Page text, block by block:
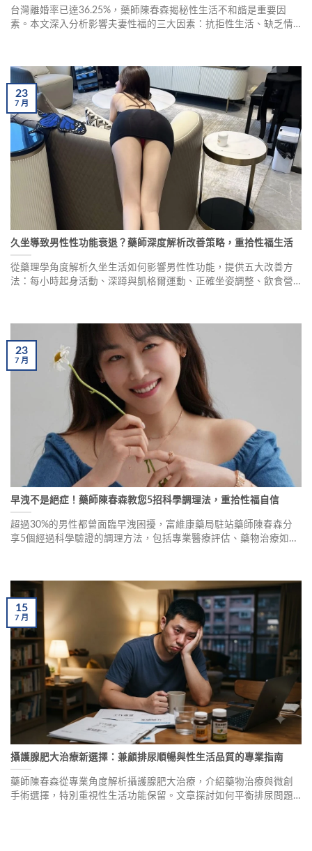
台灣離婚率已達36.25%，藥師陳春森揭秘性生活不和諧是重要因
素。本文深入分析影響夫妻性福的三大因素：抗拒性生活、缺乏情
分享真實改善案例，提供富維康藥局專業隱密諮詢管道，助您重拾
性福人生。
久坐導致男性性功能衰退？藥師深度解析改善策略，重拾性福生活
從藥理學角度解析久坐生活如何影響男性性功能，提供五大改善方
法：每小時起身活動、深蹲與凱格爾運動、正確坐姿調整、飲食營
23
7月
早洩不是絕症！藥師陳春森教您5招科學調理法，重拾性福自信
超過30%的男性都曾面臨早洩困擾，富維康藥局駐站藥師陳春森分
享5個經過科學驗證的調理方法，包括專業醫療評估、藥物治療如必
23
7月
攝護腺肥大治療新選擇：兼顧排尿順暢與性生活品質的專業指南
藥師陳春森從專業角度解析攝護腺肥大治療，介紹藥物治療與微創
手術選擇，特別重視性生活功能保留。文章探討如何平衡排尿問題
15
7月